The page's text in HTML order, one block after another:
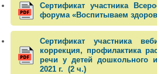
Сертификат участника
форума «Воспитываем
Сертификат участника
коррекция, профилактика
речи у детей дошкольного
2021 г. (2 ч.)